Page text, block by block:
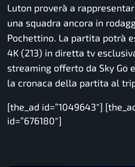
Luton proverà a
una squadra ancora in
Pochettino. La partita potrà
4K (213) in diretta tv
streaming offerto da Sky Go
la cronaca della partita al
[the_ad id=”1049643″]
id=”676180″]